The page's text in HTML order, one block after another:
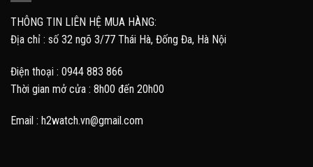
THÔNG TIN LIÊN HỆ MUA HÀNG:
Địa chỉ : số 32 ngõ 3/77 Thái Hà, Đống Đa, Hà Nội
Điện thoại : 0944 883 866
Thời gian mở cửa : 8h00 đến 20h00
Email : h2watch.vn@gmail.com